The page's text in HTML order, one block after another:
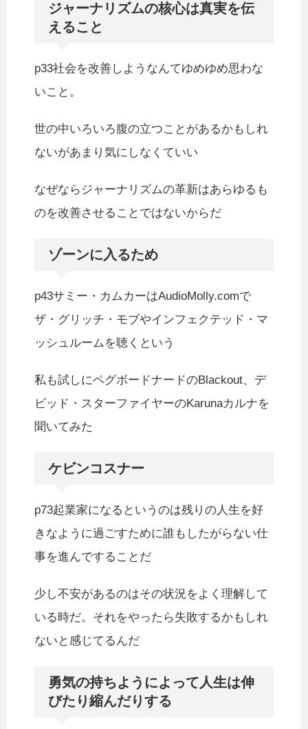
ジャーナリズムの核心は真実を伝
えること
p33社会を改善しようなんてゆめゆめ思わな
いこと。
世の中いろいろ腹の立つことがあるかもしれ
ないがあまり気にしなくていい
なぜならジャーナリズムの革新はあらゆるも
のを改善させることではないからだ
ゾーンに入るため
p43サミー・カムカーはAudioMolly.comで
ザ・グリッチ・モブやインフェクテッド・マ
ッシュルームを聴くという
私も試しにペグボードナードのBlackout、デ
ビッド・スターファイヤーのKarunaカルナを
聞いてみた
ケビンコスナー
p73起業家になるというのは残りの人生を好
きなように過ごすために誰もしたがらない仕
事を進んですることだ
少し不安があるのはその状況をよく理解して
いる時だ。それをやったら失敗するかもしれ
ないと感じてるんだ
勇気の持ちようによって人生は伸
びたり縮んだりする